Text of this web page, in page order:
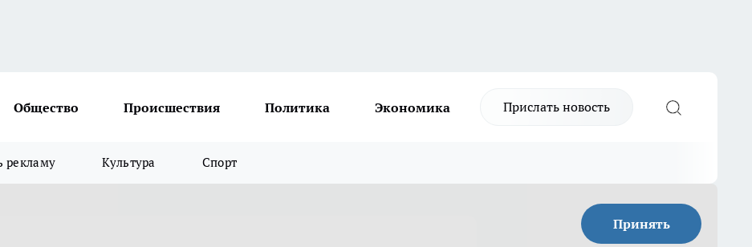
Общество Происшествия Политика Экономика Прислать новость
рекламу Культура Спорт
Принять